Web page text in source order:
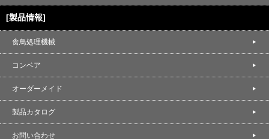
[製品情報]
食鳥処理機械
コンベア
オーダーメイド
製品カタログ
お問い合わせ